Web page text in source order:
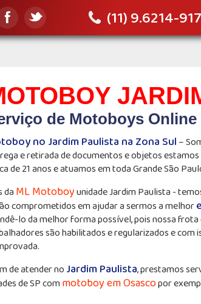
(11) 9.6214-
de Motoboys Online
no Jardim Paulista na Zona Sul –
e retirada de documentos e objetos
de 21 anos e atuamos em toda Grande São
da ML Motoboyunidade Jardim Paulista -
comprometidos em ajudar a sermos a melhor
lo da melhor forma possível, pois nossa
são habilitados e regularizados e com
de atender no Jardim Paulista, prestamos
de SP commotoboy em Osascopor